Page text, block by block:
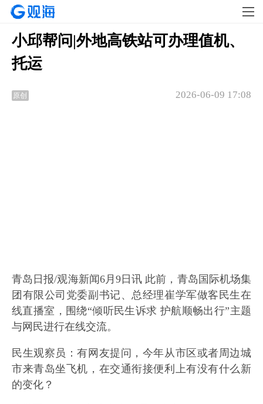
小邱帮问|外地高铁站可办理值机、
托运
原创 2026-06-09 17:08
青岛日报/观海新闻6月9日讯 此前，青岛国际机场集
团有限公司党委副书记、总经理崔学军做客民生在
线直播室，围绕“倾听民生诉求 护航顺畅出行”主题
与网民进行在线交流。
民生观察员：有网友提问，今年从市区或者周边城
市来青岛坐飞机，在交通衔接便利上有没有什么新
的变化？